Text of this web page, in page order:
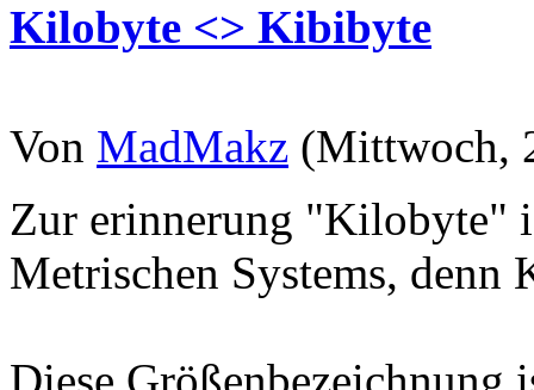
Kilobyte <> Kibibyte
Von MadMakz (Mittwoch,
Zur erinnerung "Kilobyte"
Metrischen Systems, denn